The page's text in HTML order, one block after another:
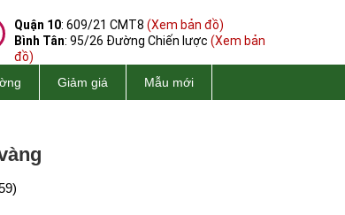
Quận 10: 609/21 CMT8 (Xem bản đồ)
Bình Tân: 95/26 Đường Chiến lược (Xem bản
đồ)
Giảm giá Mẫu mới